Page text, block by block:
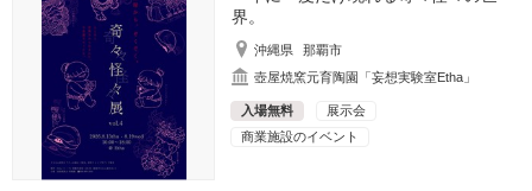
界。
沖縄県
那覇市
壺屋焼窯元育陶園「妄想実験室Etha」
入場無料
展示会
商業施設のイベント